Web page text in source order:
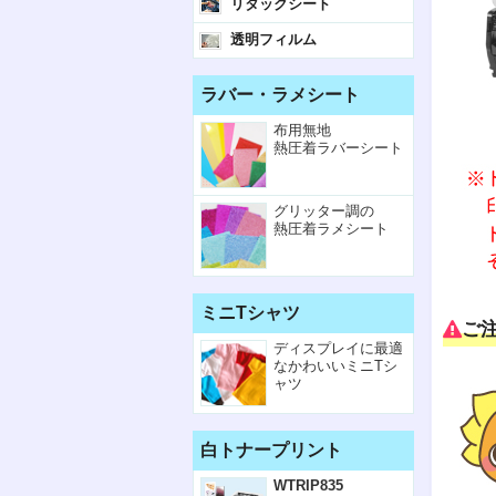
ご
リタックシート
透明フィルム
ラバー・ラメシート
布用無地
熱圧着ラバーシート
グリッター調の
熱圧着ラメシート
ミニTシャツ
ディスプレイに最適
なかわいいミニTシ
ャツ
白トナープリント
WTRIP835